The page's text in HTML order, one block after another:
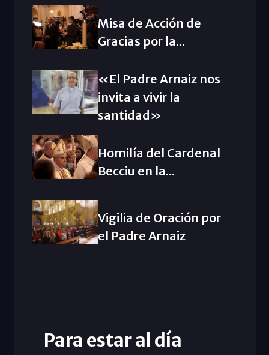
Misa de Acción de
Gracias por la...
«El Padre Arnaiz nos
invita a vivir la
santidad»
Homilía del Cardenal
Becciu en la...
Vigilia de Oración por
el Padre Arnaiz
Para estar al día